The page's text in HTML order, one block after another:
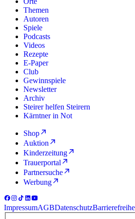
Themen
Autoren
Spiele
Podcasts
Videos
Rezepte
E-Paper
Club
Gewinnspiele
Newsletter
Archiv
Steirer helfen Steirern
Kärntner in Not
Shop
Auktion
Kinderzeitung
Trauerportal
Partnersuche
Werbung
ImpressumAGBDatenschutz